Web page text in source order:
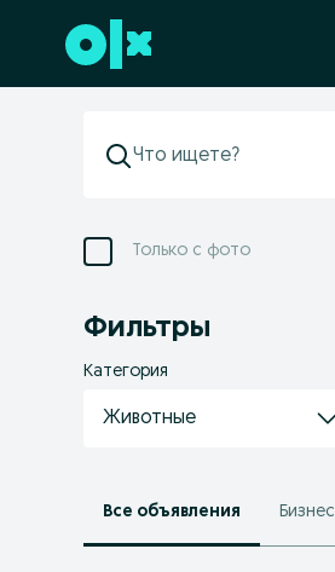
Перейти к нижнему колонтитулу
Только с фото
Фильтры
Категория
Животные
Все объявления Бизнес